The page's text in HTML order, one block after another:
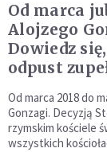
Od marca
Alojzego
Dowiedz
odpust
Od marca 2018 do
Gonzagi. Decyzją
rzymskim kościele
wszystkich